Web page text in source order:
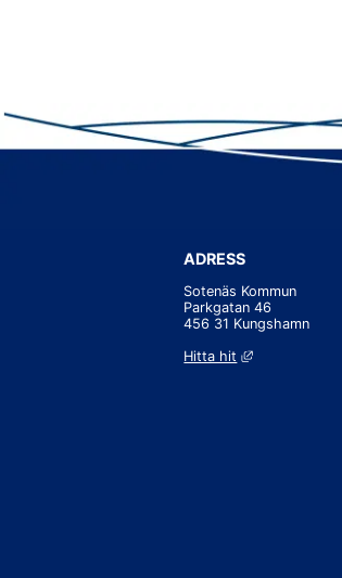
ADRESS
Sotenäs Kommun
Parkgatan 46
456 31 Kungshamn
Hitta hit
Länk till